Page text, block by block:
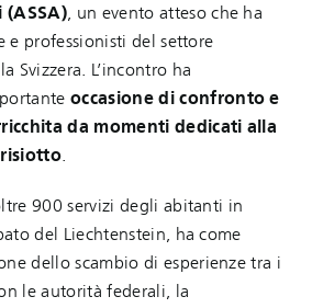
, un evento atteso che ha
e professionisti del settore
Svizzera. L’incontro ha
occasione di confronto e
da momenti dedicati alla
900 servizi degli abitanti in
del Liechtenstein, ha come
dello scambio di esperienze tra i
le autorità federali, la